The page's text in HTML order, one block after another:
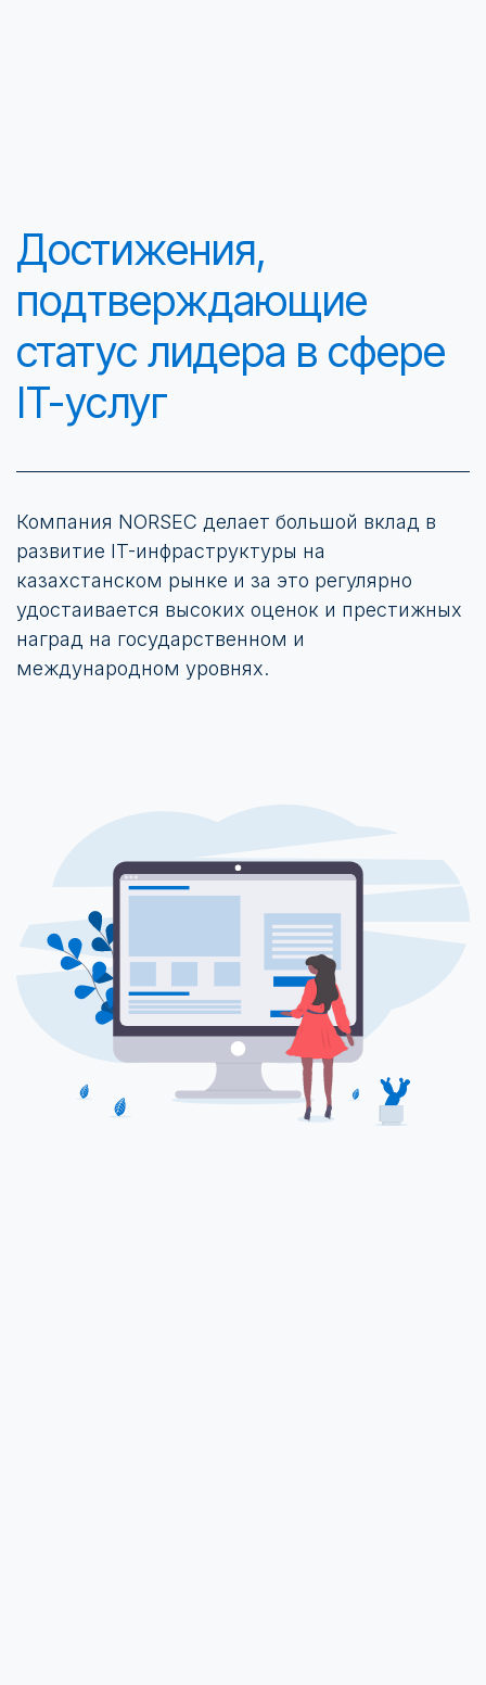
Достижения,
подтверждающие
статус лидера в сфере
IT-услуг
Компания NORSEC делает большой вклад в
развитие IT-инфраструктуры на
казахстанском рынке и за это регулярно
удостаивается высоких оценок и престижных
наград на государственном и
международном уровнях.